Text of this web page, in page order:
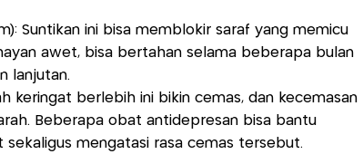
Suntikan ini bisa memblokir saraf yang memicu
awet, bisa bertahan selama beberapa bulan
lanjutan.
keringat berlebih ini bikin cemas, dan kecemasan
Beberapa obat antidepresan bisa bantu
sekaligus mengatasi rasa cemas tersebut.